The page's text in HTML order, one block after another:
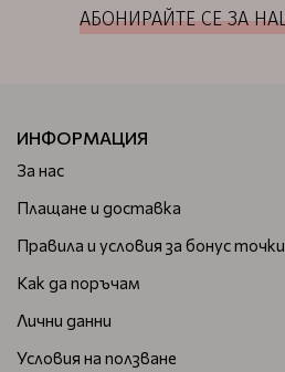
АБОНИРАЙТЕ СЕ ЗА
ИНФОРМАЦИЯ
За нас
Плащане и доставка
Правила и условия за бонус точки
Как да поръчам
Лични данни
Условия на ползване